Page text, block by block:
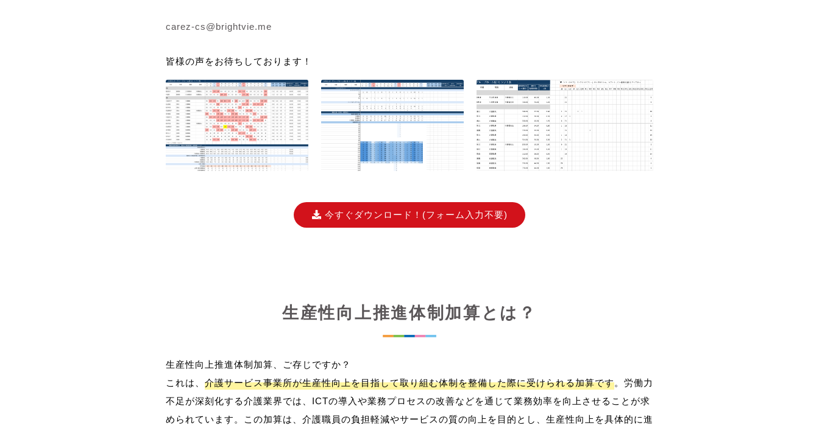
carez-cs@brightvie.me
皆様の声をお待ちしております！
今すぐダウンロード！ (フォーム入力不要)
生産性向上推進体制加算とは？
生産性向上推進体制加算、ご存じですか？
これは、 介護サービス事業所が生産性向上を目指して取り組む体制を整備した際に受けられる加算です。労働力
不足が深刻化する介護業界では、ICTの導入や業務プロセスの改善などを通じて業務効率を向上させることが求
められています。この加算は、介護職員の負担軽減やサービスの質の向上を目的とし、生産性向上を具体的に進